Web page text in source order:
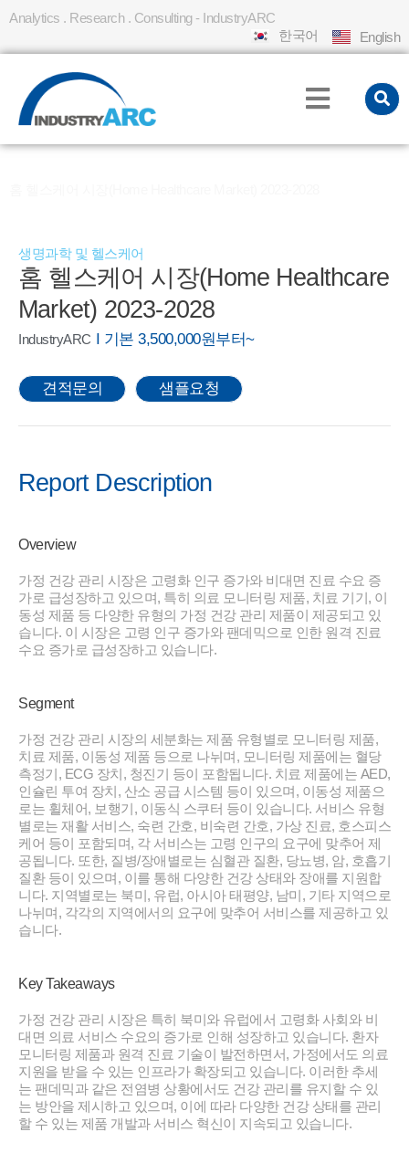
Analytics . Research . Consulting - IndustryARC
한국어
English
생명과학 및 헬스케어
홈 헬스케어 시장(Home Healthcare
Market) 2023-2028
IndustryARC I 기본 3,500,000원부터~
견적문의 샘플요청
Report Description
Overview
가정 건강 관리 시장은 고령화 인구 증가와 비대면 진료 수요 증
가로 급성장하고 있으며, 특히 의료 모니터링 제품, 치료 기기, 이
동성 제품 등 다양한 유형의 가정 건강 관리 제품이 제공되고 있
습니다. 이 시장은 고령 인구 증가와 팬데믹으로 인한 원격 진료
수요 증가로 급성장하고 있습니다.
Segment
가정 건강 관리 시장의 세분화는 제품 유형별로 모니터링 제품,
치료 제품, 이동성 제품 등으로 나뉘며, 모니터링 제품에는 혈당
측정기, ECG 장치, 청진기 등이 포함됩니다. 치료 제품에는 AED,
인슐린 투여 장치, 산소 공급 시스템 등이 있으며, 이동성 제품으
로는 휠체어, 보행기, 이동식 스쿠터 등이 있습니다. 서비스 유형
별로는 재활 서비스, 숙련 간호, 비숙련 간호, 가상 진료, 호스피스
케어 등이 포함되며, 각 서비스는 고령 인구의 요구에 맞추어 제
공됩니다. 또한, 질병/장애별로는 심혈관 질환, 당뇨병, 암, 호흡기
질환 등이 있으며, 이를 통해 다양한 건강 상태와 장애를 지원합
니다. 지역별로는 북미, 유럽, 아시아 태평양, 남미, 기타 지역으로
나뉘며, 각각의 지역에서의 요구에 맞추어 서비스를 제공하고 있
습니다.
Key Takeaways
가정 건강 관리 시장은 특히 북미와 유럽에서 고령화 사회와 비
대면 의료 서비스 수요의 증가로 인해 성장하고 있습니다. 환자
모니터링 제품과 원격 진료 기술이 발전하면서, 가정에서도 의료
지원을 받을 수 있는 인프라가 확장되고 있습니다. 이러한 추세
는 팬데믹과 같은 전염병 상황에서도 건강 관리를 유지할 수 있
는 방안을 제시하고 있으며, 이에 따라 다양한 건강 상태를 관리
할 수 있는 제품 개발과 서비스 혁신이 지속되고 있습니다.